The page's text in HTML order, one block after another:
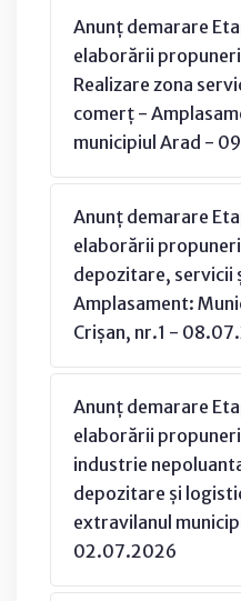
Anunț demarare
elaborării
Realizare zona
comerț -
municipiul Arad -
Anunț demarare
elaborării
depozitare, servicii
Amplasament:
Crișan, nr.1 -
Anunț demarare
elaborării
industrie
depozitare și
extravilanul
02.07.2026